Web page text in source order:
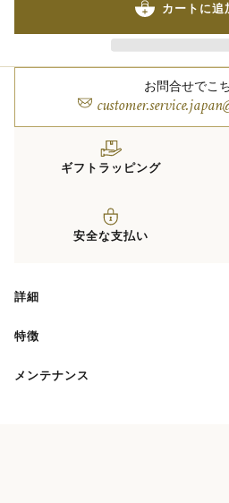
カートに追
お問合せでこ
ギフトラッピング
安全な支払い
詳細
特徴
メンテナンス